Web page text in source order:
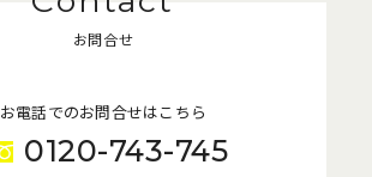
お問合せ
お電話でのお問合せはこちら
0120-743-745